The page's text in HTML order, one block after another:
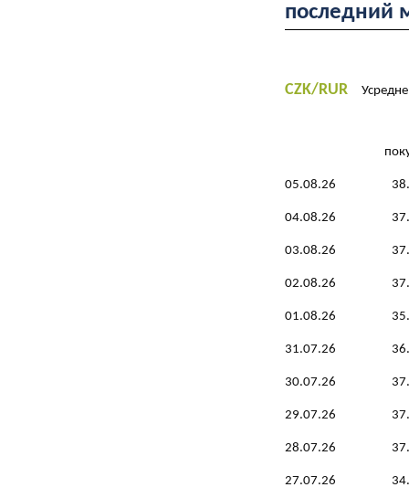
последний
CZK/RUR
05.08.26
04.08.26
03.08.26
02.08.26
01.08.26
31.07.26
30.07.26
29.07.26
28.07.26
27.07.26